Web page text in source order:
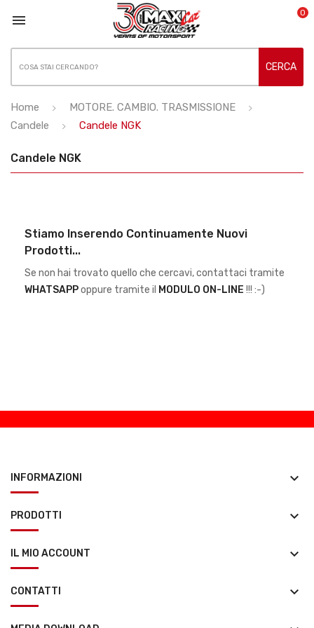
 0
CERCA
Home
MOTORE. CAMBIO. TRASMISSIONE
Candele
Candele NGK
Candele NGK
Stiamo Inserendo Continuamente Nuovi
Prodotti...
Se non hai trovato quello che cercavi, contattaci tramite
WHATSAPPoppure tramite il MODULO ON-LINE !!! :-)
INFORMAZIONI keyboard_arrow_down
PRODOTTI keyboard_arrow_down
IL MIO ACCOUNT keyboard_arrow_down
CONTATTI keyboard_arrow_down